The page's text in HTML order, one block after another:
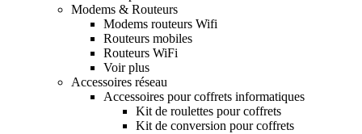
Modems & Routeurs
Modems routeurs Wifi
Routeurs mobiles
Routeurs WiFi
Voir plus
Accessoires réseau
Accessoires pour coffrets informatiques
Kit de roulettes pour coffrets
Kit de conversion pour coffrets